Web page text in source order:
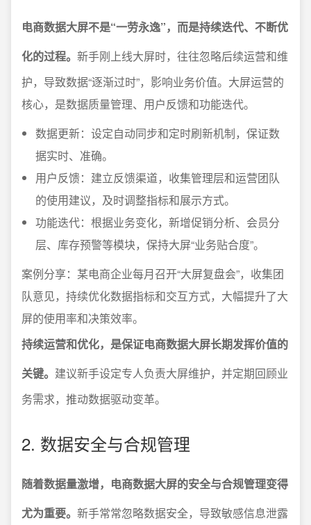
电商数据大屏不是“一劳永逸”，而是持续迭代、不断优
化的过程。 新手刚上线大屏时，往往忽略后续运营和维
护，导致数据“逐渐过时”，影响业务价值。大屏运营的
核心，是数据质量管理、用户反馈和功能迭代。
数据更新：设定自动同步和定时刷新机制，保证数
据实时、准确。
用户反馈：建立反馈渠道，收集管理层和运营团队
的使用建议，及时调整指标和展示方式。
功能迭代：根据业务变化，新增促销分析、会员分
层、库存预警等模块，保持大屏“业务贴合度”。
案例分享：某电商企业每月召开“大屏复盘会”，收集团
队意见，持续优化数据指标和交互方式，大幅提升了大
屏的使用率和决策效率。
持续运营和优化，是保证电商数据大屏长期发挥价值的
关键。 建议新手设定专人负责大屏维护，并定期回顾业
务需求，推动数据驱动变革。
2. 数据安全与合规管理
随着数据量激增，电商数据大屏的安全与合规管理变得
尤为重要。 新手常常忽略数据安全，导致敏感信息泄露